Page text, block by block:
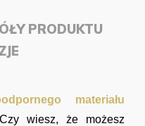
PRODUKTU
materiału
wiesz, że możesz